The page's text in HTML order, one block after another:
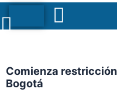
Menu
Comienza
Bogotá